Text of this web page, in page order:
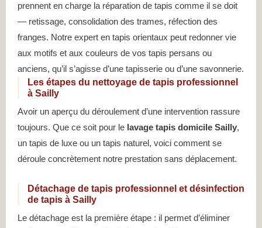
prennent en charge la réparation de tapis comme il se doit
— retissage, consolidation des trames, réfection des
franges. Notre expert en tapis orientaux peut redonner vie
aux motifs et aux couleurs de vos tapis persans ou
anciens, qu’il s’agisse d’une tapisserie ou d’une savonnerie.
Les étapes du nettoyage de tapis professionnel
à Sailly
Avoir un aperçu du déroulement d’une intervention rassure
toujours. Que ce soit pour le lavage tapis domicile Sailly,
un tapis de luxe ou un tapis naturel, voici comment se
déroule concrètement notre prestation sans déplacement.
Détachage de tapis professionnel et désinfection
de tapis à Sailly
Le détachage est la première étape : il permet d’éliminer